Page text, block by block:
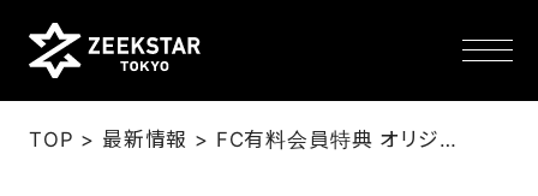
TOP > 最新情報 > FC有料会員特典 オリジナルデジタル画像 24年4月分配布